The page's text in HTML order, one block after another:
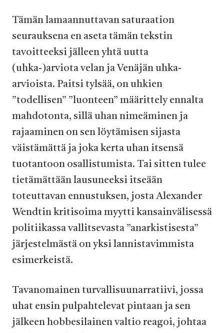
Tämän lamaannuttavan saturaation
seurauksena en aseta tämän tekstin
tavoitteeksi jälleen yhtä uutta
(uhka-)arviota velan ja Venäjän uhka-
arvioista. Paitsi tylsää, on uhkien
”todellisen” ”luonteen” määrittely ennalta
mahdotonta, sillä uhan nimeäminen ja
rajaaminen on sen löytämisen sijasta
väistämättä ja joka kerta uhan itsensä
tuotantoon osallistumista. Tai sitten tulee
tietämättään lausuneeksi itseään
toteuttavan ennustuksen, josta Alexander
Wendtin kritisoima myytti kansainvälisessä
politiikassa vallitsevasta ”anarkistisesta”
järjestelmästä on yksi lannistavimmista
esimerkeistä.
Tavanomainen turvallisuunarratiivi, jossa
uhat ensin pulpahtelevat pintaan ja sen
jälkeen hobbesilainen valtio reagoi, johtaa